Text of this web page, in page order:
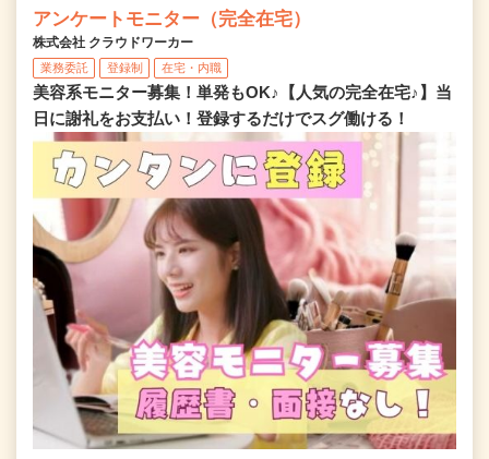
アンケートモニター（完全在宅）
株式会社 クラウドワーカー
業務委託 登録制 在宅・内職
美容系モニター募集！単発もOK♪【人気の完全在宅♪】当
日に謝礼をお支払い！登録するだけでスグ働ける！